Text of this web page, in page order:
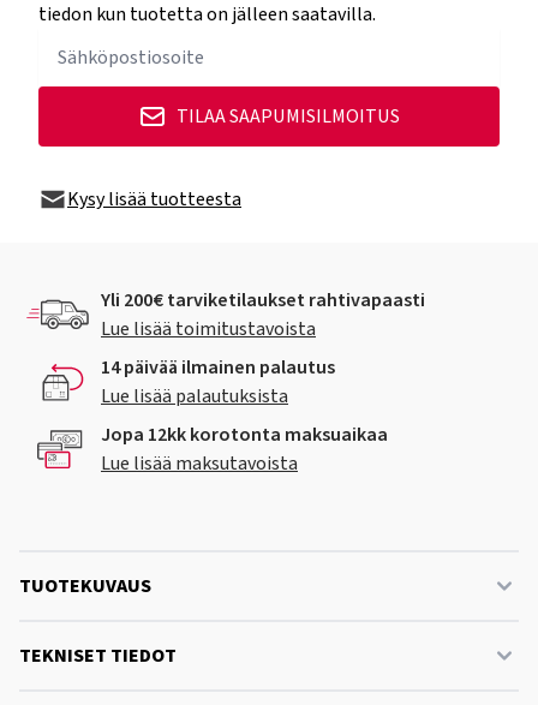
tiedon kun tuotetta on jälleen saatavilla.
TILAA SAAPUMISILMOITUS
Kysy lisää tuotteesta
Yli 200€ tarviketilaukset rahtivapaasti
Lue lisää toimitustavoista
14 päivää ilmainen palautus
Lue lisää palautuksista
Jopa 12kk korotonta maksuaikaa
Lue lisää maksutavoista
TUOTEKUVAUS
TEKNISET TIEDOT